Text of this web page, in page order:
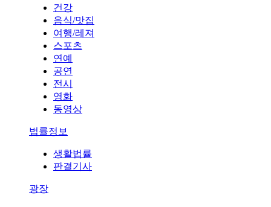
건강
음식/맛집
여행/레져
스포츠
연예
공연
전시
영화
동영상
법률정보
생활법률
판결기사
광장